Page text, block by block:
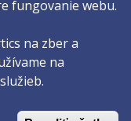
práce · Trnavská
fungovanie webu.
na zber a
na